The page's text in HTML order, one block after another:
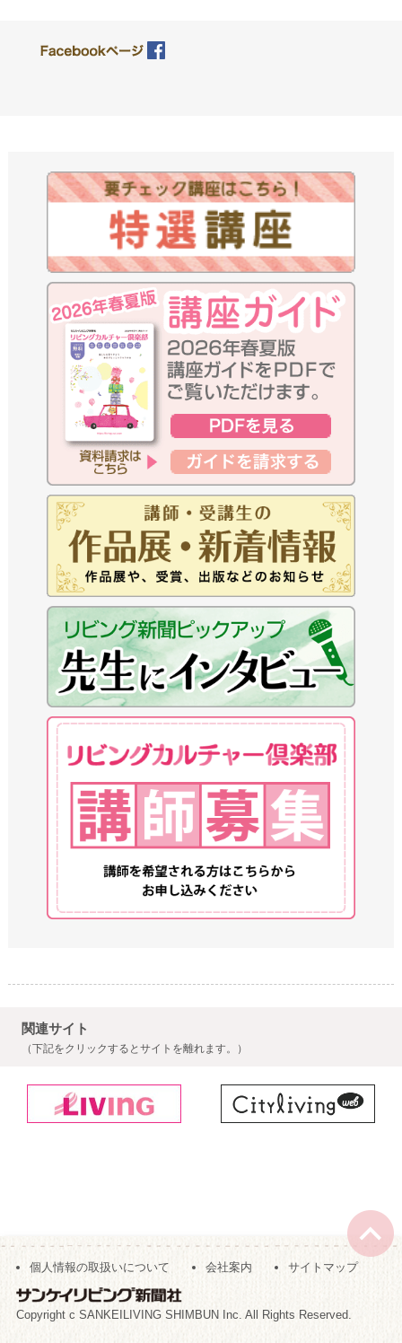
関連サイト
（下記をクリックするとサイトを離れます。）
個人情報の取扱いについて 会社案内 サイトマップ
Copyright c SANKEILIVING SHIMBUN Inc. All Rights Reserved.